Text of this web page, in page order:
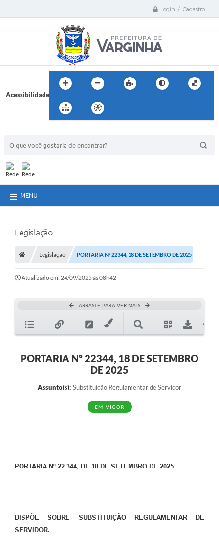
Login / Cadastro
Acessibilidade
MENU
Legislação
Legislação PORTARIA Nº 22344, 18 DE SETEMBRO DE 2025
Atualizado em: 24/09/2025 às 08h42
ARRASTE PARA VER MAIS
PORTARIA Nº 22344, 18 DE SETEMBRO
DE 2025
Assunto(s): Substituição Regulamentar de Servidor
EM VIGOR
PORTARIA Nº 22.344, DE 18 DE SETEMBRO DE 2025.
DISPÕE SOBRE SUBSTITUIÇÃO REGULAMENTAR DE
SERVIDOR.